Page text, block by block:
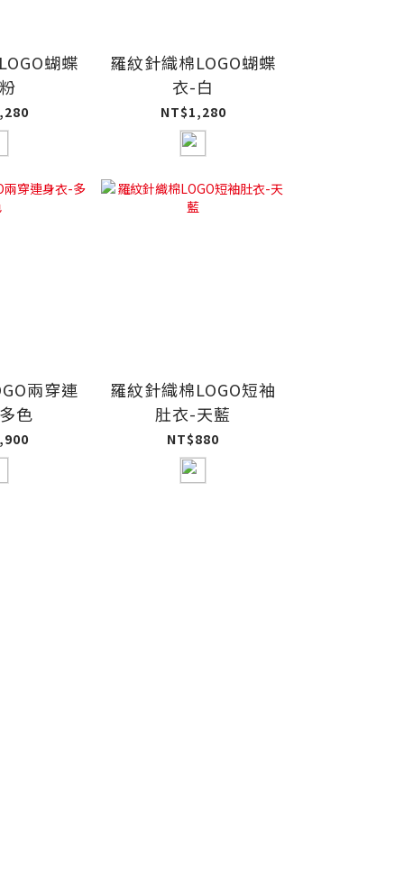
蝴蝶
羅紋針織棉LOGO蝴蝶
衣-白
NT$1,280
兩穿連
色
羅紋針織棉LOGO短袖
肚衣-天藍
NT$880